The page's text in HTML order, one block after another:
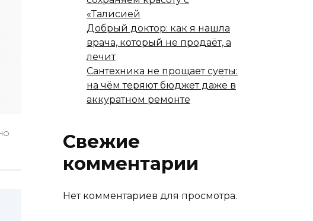
«Талисией
Добрый доктор: как я нашла
врача, который не продаёт, а
лечит
Сантехника не прощает суеты:
на чём теряют бюджет даже в
аккуратном ремонте
Свежие
комментарии
Нет комментариев для просмотра.